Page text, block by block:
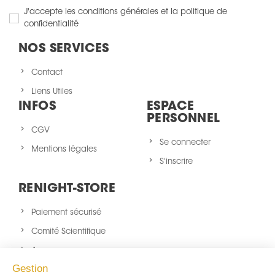
Gestion
J'accepte les conditions générales et la politique de
confidentialité
NOS SERVICES
Contact
Liens Utiles
INFOS
CGV
Mentions légales
ESPACE
PERSONNEL
Se connecter
S'inscrire
RENIGHT-STORE
Paiement sécurisé
Comité Scientifique
A propos
Nouveaux produits